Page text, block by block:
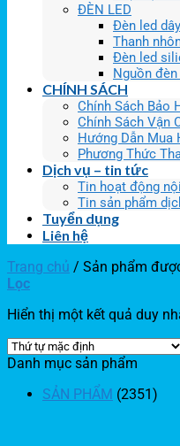
ĐÈN LED
Đèn led
Thanh
Đèn led
Nguồn đèn
CHÍNH SÁCH
Chính Sách Bảo
Chính Sách Vận
Hướng Dẫn Mua
Phương Thức
Dịch vụ – tin tức
Tin hoạt động
Tin sản phẩm
Tuyển dụng
Liên hệ
Trang chủ / Sản phẩm
Lọc
Hiển thị một kết quả duy
Danh mục sản phẩm
SẢN PHẨM (2351)